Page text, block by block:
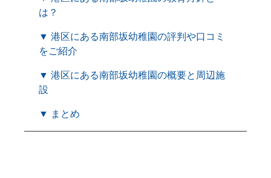
は？
▼ 港区にある南部坂幼稚園の評判や口コミ
をご紹介
▼ 港区にある南部坂幼稚園の概要と周辺施
設
▼ まとめ